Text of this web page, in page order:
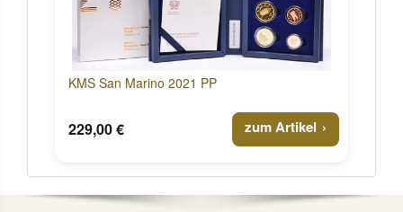
KMS San Marino 2021 PP
229,00 € zum Artikel